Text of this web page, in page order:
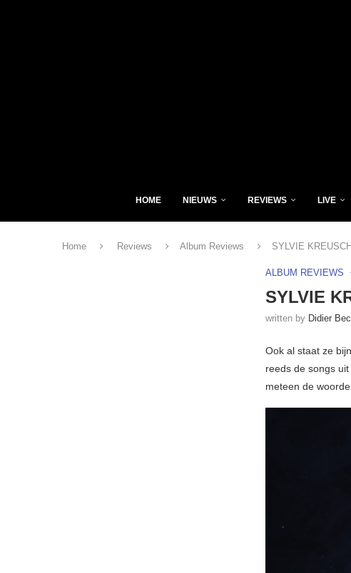
HOME NIEUWS REVIEWS LIVE
Home Reviews Album Reviews SYLVIE
ALBUM REVIEWS
SYLVIE
written by Didier
Ook al staat ze
reeds de songs
meteen de